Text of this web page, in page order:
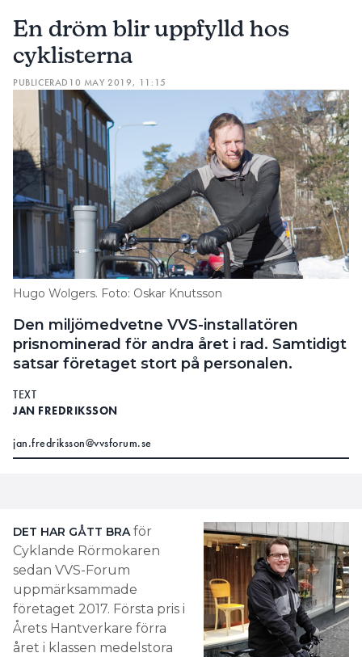
En dröm blir uppfylld hos
cyklisterna
PUBLICERAD 10 MAY 2019, 11:15
Hugo Wolgers. Foto: Oskar Knutsson
Den miljömedvetne VVS-installatören
prisnominerad för andra året i rad. Samtidigt
satsar företaget stort på personalen.
TEXT
JAN FREDRIKSSON
jan.fredriksson@vvsforum.se
DET HAR GÅTT BRAför
Cyklande Rörmokaren
sedan VVS-Forum
uppmärksammade
företaget 2017. Första pris i
Årets Hantverkare förra
året i klassen medelstora